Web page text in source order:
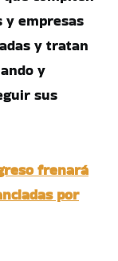
y empresas
y tratan
y
sus
frenará
por